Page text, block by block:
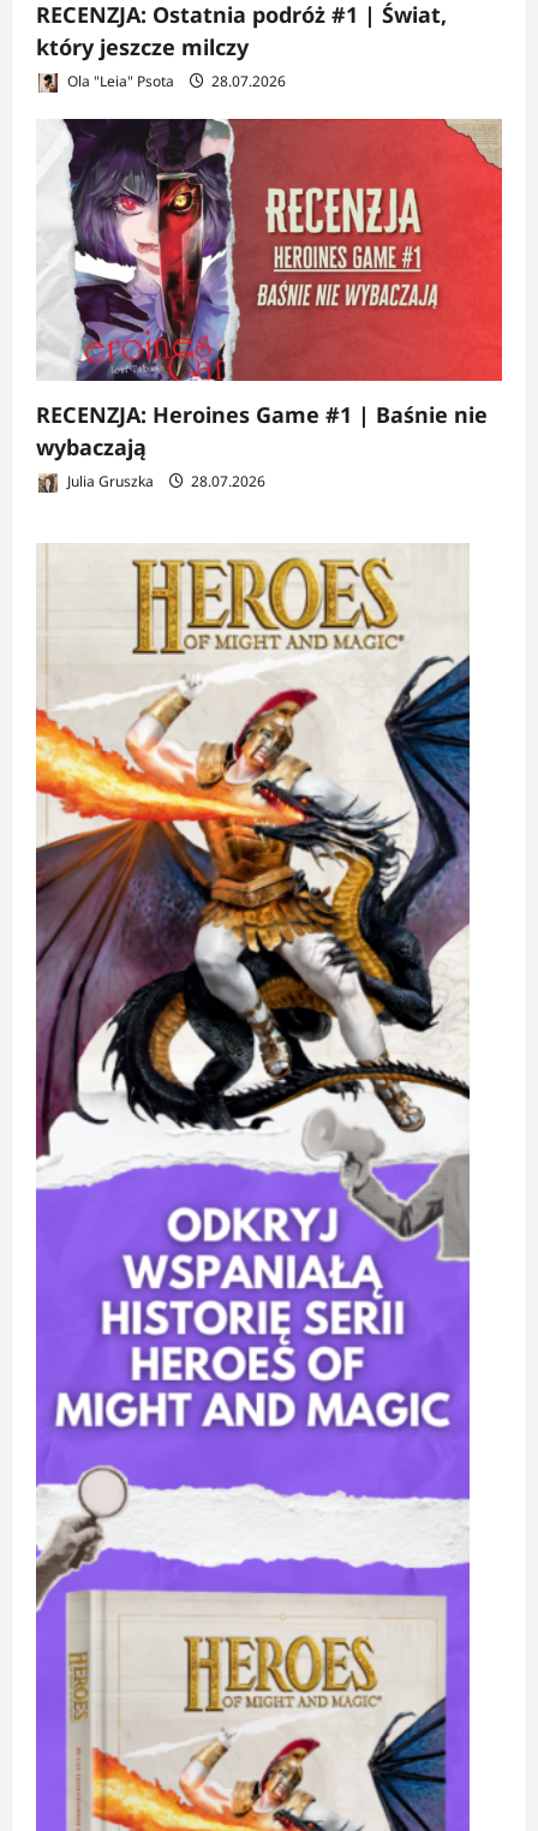
RECENZJA: Ostatnia podróż #1 | Świat,
który jeszcze milczy
Ola "Leia" Psota 28.07.2026
RECENZJA: Heroines Game #1 | Baśnie nie
wybaczają
Julia Gruszka 28.07.2026